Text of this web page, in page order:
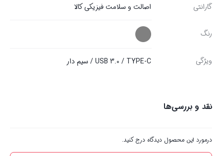
گارانتی اصالت و سلامت فیزیکی کالا
رنگ
ویژگی USB 3.0 / TYPE-C / سیم دار
نقد و بررسی‌ها
درمورد این محصول دیدگاه درج کنید.